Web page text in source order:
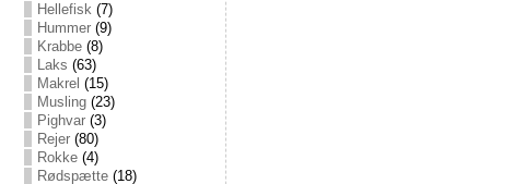
Hellefisk(7)
Hummer(9)
Krabbe(8)
Laks (63)
Makrel (15)
Musling(23)
Pighvar(3)
Rejer(80)
Rokke(4)
Rødspætte(18)